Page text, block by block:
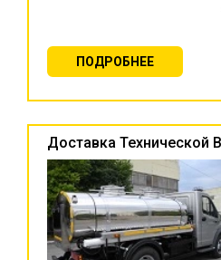
ПОДРОБНЕЕ
Доставка Технической